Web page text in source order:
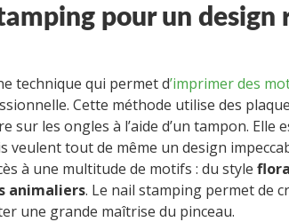
pour un design
technique qui permet d’imprimer des
Cette méthode utilise des
sur les ongles à l’aide d’un tampon. Elle
veulent tout de même un design
à une multitude de motifs : du style
animaliers. Le nail stamping permet de
une grande maîtrise du pinceau.